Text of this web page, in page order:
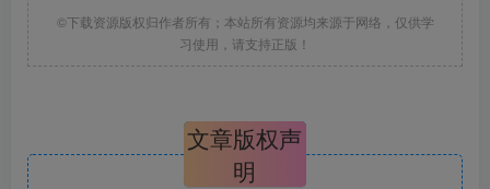
©下载资源版权归作者所有；本站所有资源均来源于网络，仅供学
习使用，请支持正版！
文章版权声
明